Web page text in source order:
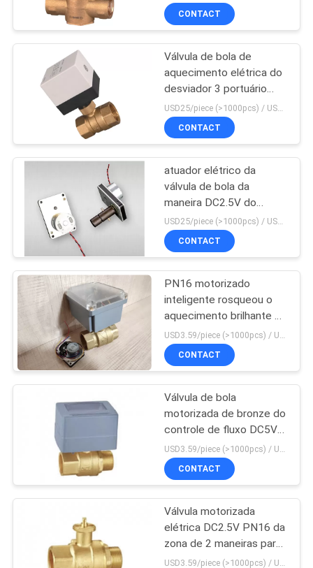
CONTROLE
DA
QUALIDADE
CONTACTE-
PEÇA
UMAS
CITAÇÕES
MAPA
DO
SITE
PRIVACY
POLICY
de 1 bola de bronze da
polegada
CONTACT
Válvula de bola de
aquecimento elétrica do
desviador 3 portuário
com o atuador DN15 do
motor de etapa
CONTACT
atuador elétrico da
válvula de bola da
maneira DC2.5V do
motor 2 da válvula da
zona 450mA
USD25/piece (>1000pcs) / USD26.5 (50-1000 pcs) MOQ:1000 partes
CONTACT
PN16 motorizado
inteligente rosqueou o
aquecimento brilhante do
controle de Hydronic da
válvula de bola
USD3.59/piece (>1000pcs) / USD4.31/piece (50-1000 pcs) MOQ:1000 partes
CONTACT
Válvula de bola
motorizada de bronze do
controle de fluxo DC5V
para o aquecimento de
Hydronic
CONTACT
Válvula motorizada
elétrica DC2.5V PN16 da
zona de 2 maneiras para
o aquecimento de